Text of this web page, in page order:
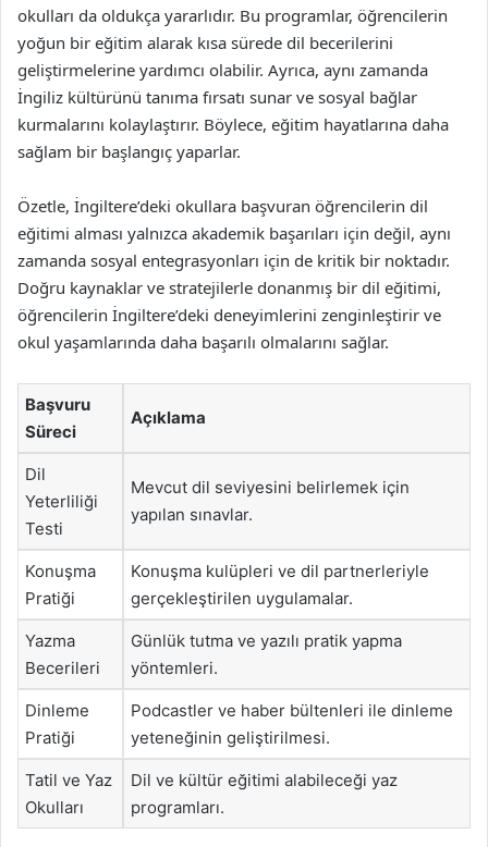
okulları da oldukça yararlıdır. Bu programlar, öğrencilerin
yoğun bir eğitim alarak kısa sürede dil becerilerini
geliştirmelerine yardımcı olabilir. Ayrıca, aynı zamanda
İngiliz kültürünü tanıma fırsatı sunar ve sosyal bağlar
kurmalarını kolaylaştırır. Böylece, eğitim hayatlarına daha
sağlam bir başlangıç yaparlar.
Özetle, İngiltere’deki okullara başvuran öğrencilerin dil
eğitimi alması yalnızca akademik başarıları için değil, aynı
zamanda sosyal entegrasyonları için de kritik bir noktadır.
Doğru kaynaklar ve stratejilerle donanmış bir dil eğitimi,
öğrencilerin İngiltere’deki deneyimlerini zenginleştirir ve
okul yaşamlarında daha başarılı olmalarını sağlar.
Başvuru
Süreci
Açıklama
Dil
Yeterliliği
Testi
Mevcut dil seviyesini belirlemek için
yapılan sınavlar.
Konuşma
Pratiği
Konuşma kulüpleri ve dil partnerleriyle
gerçekleştirilen uygulamalar.
Yazma
Becerileri
Günlük tutma ve yazılı pratik yapma
yöntemleri.
Dinleme
Pratiği
Podcastler ve haber bültenleri ile dinleme
yeteneğinin geliştirilmesi.
Tatil ve Yaz
Okulları
Dil ve kültür eğitimi alabileceği yaz
programları.